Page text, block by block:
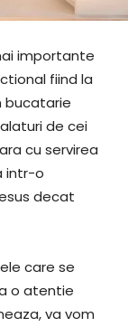
importante
fiind la
bucatarie
de cei
cu servirea
intr-o
decat
care se
o atentie
va vom